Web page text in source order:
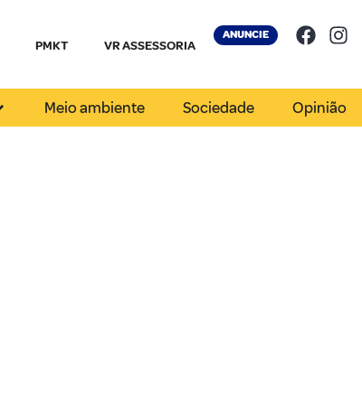
PMKT VR ASSESSORIA
ANUNCIE
Meio ambiente Sociedade Opinião